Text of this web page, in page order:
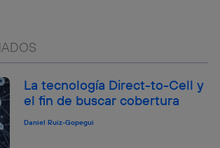
La tecnología Direct-to-Cell y
el fin de buscar cobertura
Daniel Ruiz-Gopegui